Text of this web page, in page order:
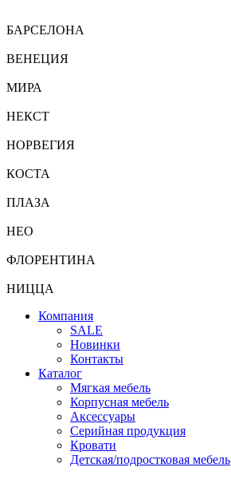
БАРСЕЛОНА
ВЕНЕЦИЯ
МИРА
НЕКСТ
НОРВЕГИЯ
КОСТА
ПЛАЗА
НЕО
ФЛОРЕНТИНА
НИЦЦА
Компания
SALE
Новинки
Контакты
Каталог
Мягкая мебель
Корпусная мебель
Аксессуары
Серийная продукция
Кровати
Детская/подростковая мебель